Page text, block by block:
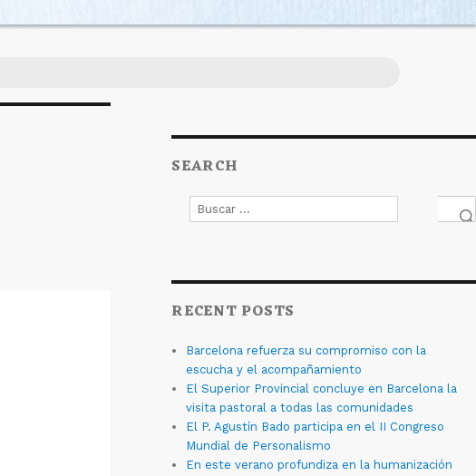
SEARCH
Buscar
por:
RECENT POSTS
Barcelona refuerza su compromiso con la
escucha y el acompañamiento
El Superior Provincial concluye en Barcelona la
visita pastoral a todas las comunidades
El P. Agustín Bado participa en el II Congreso
Mundial de Personalismo
En este verano profundiza en la humanización